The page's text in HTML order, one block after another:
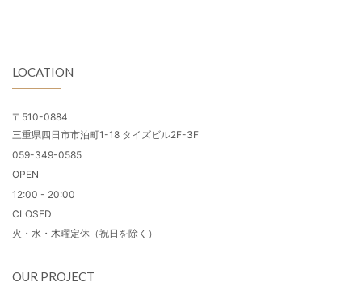
LOCATION
〒510-0884
三重県四日市市泊町1-18 タイズビル2F-3F
059-349-0585
OPEN
12:00 - 20:00
CLOSED
火・水・木曜定休（祝日を除く）
OUR PROJECT